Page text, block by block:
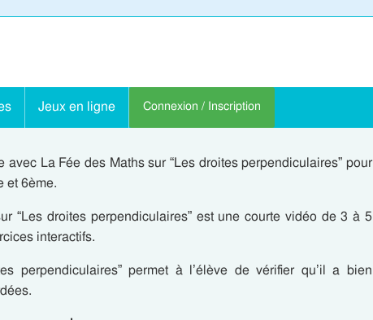
Jeux en ligne Connexion / Inscription
La Fée des Maths sur “Les droites perpendiculaires” pour
et 6ème.
“Les droites perpendiculaires” est une courte vidéo de 3 à 5
interactifs.
perpendiculaires” permet à l’élève de vérifier qu’il a bien